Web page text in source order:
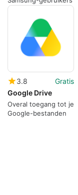
3.8
Gratis
Google Drive
Overal toegang tot je
Google-bestanden